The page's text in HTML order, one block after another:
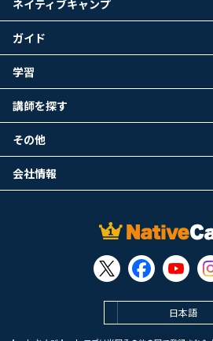
日本語
ネイティブキャンプ
ガイド
学習
講師を探す
その他
会社情報